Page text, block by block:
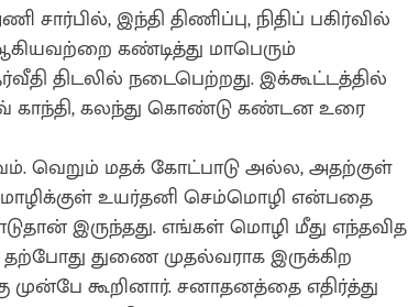
இந்தி திணிப்பு, நிதிப் பகிர்வில்
கண்டித்து மாபெரும்
திடலில் நடைபெற்றது. இக்கூட்டத்தில்
காந்தி, கலந்து கொண்டு கண்டன உரை
வெறும் மதக் கோட்பாடு அல்ல, அதற்குள்
உயர்தனி செம்மொழி என்பதை
இருந்தது. எங்கள் மொழி மீது எந்தவித
துணை முதல்வராக இருக்கிற
கூறினார். சனாதனத்தை எதிர்த்து